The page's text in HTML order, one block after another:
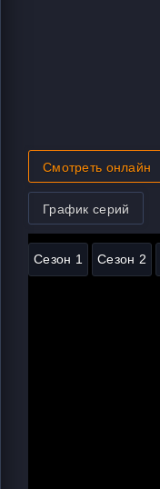
Смотреть онлайн
График серий
Сезон 1 Сезон 2